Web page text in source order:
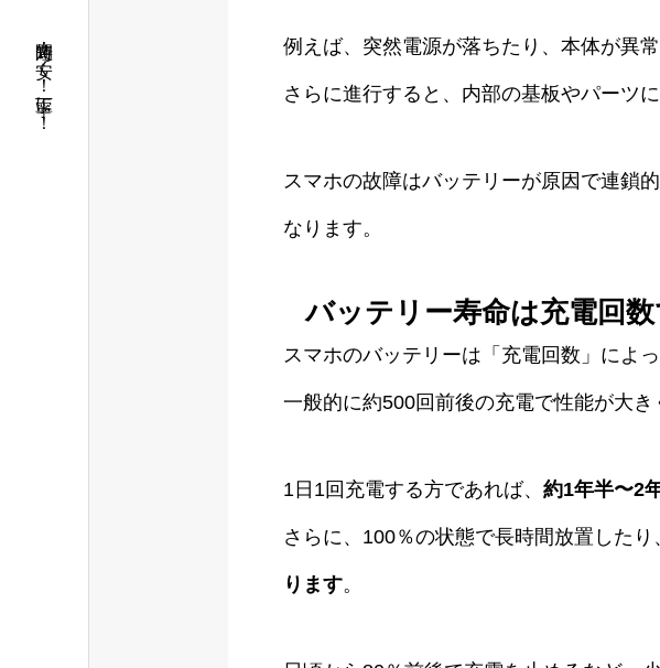
短時間！安く！丁寧に！ 例えば、突然電源が落ちたり、本体が異
さらに進行すると、内部の基板やパーツに
スマホの故障はバッテリーが原因で連鎖
なります。
バッテリー寿命は充電回
スマホのバッテリーは「充電回数」によ
一般的に約500回前後の充電で性能が大き
1日1回充電する方であれば、 約1年半〜2
さらに、100％の状態で長時間放置した
ります。